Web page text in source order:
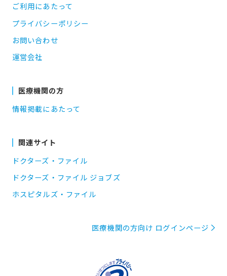
ご利用にあたって
プライバシーポリシー
お問い合わせ
運営会社
医療機関の方
情報掲載にあたって
関連サイト
ドクターズ・ファイル
ドクターズ・ファイル ジョブズ
ホスピタルズ・ファイル
医療機関の方向け ログインページ